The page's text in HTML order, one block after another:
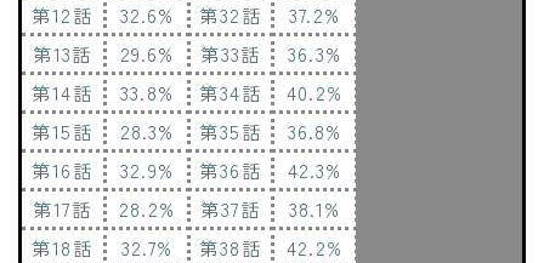
第12話
32.6% 第32話
37.2%
第13話
29.6% 第33話
36.3%
第14話
33.8% 第34話
40.2%
第15話
28.3% 第35話
36.8%
第16話
32.9% 第36話
42.3%
第17話
28.2% 第37話
38.1%
第18話
32.7% 第38話
42.2%